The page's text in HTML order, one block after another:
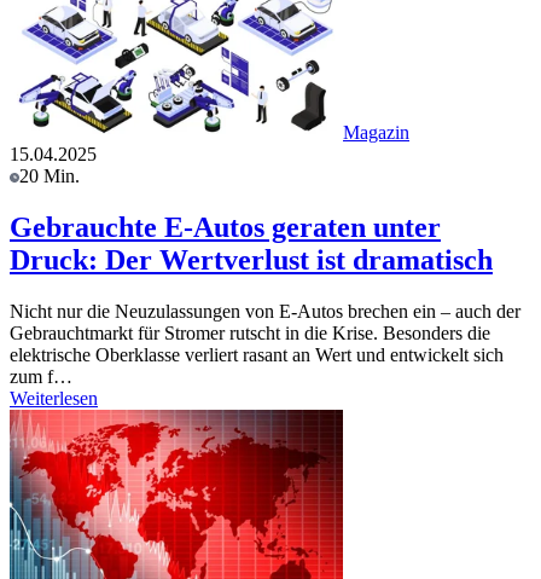
Magazin
15.04.2025
20 Min.
Gebrauchte E-Autos geraten unter
Druck: Der Wertverlust ist dramatisch
Nicht nur die Neuzulassungen von E-Autos brechen ein – auch der
Gebrauchtmarkt für Stromer rutscht in die Krise. Besonders die
elektrische Oberklasse verliert rasant an Wert und entwickelt sich
zum f…
Weiterlesen